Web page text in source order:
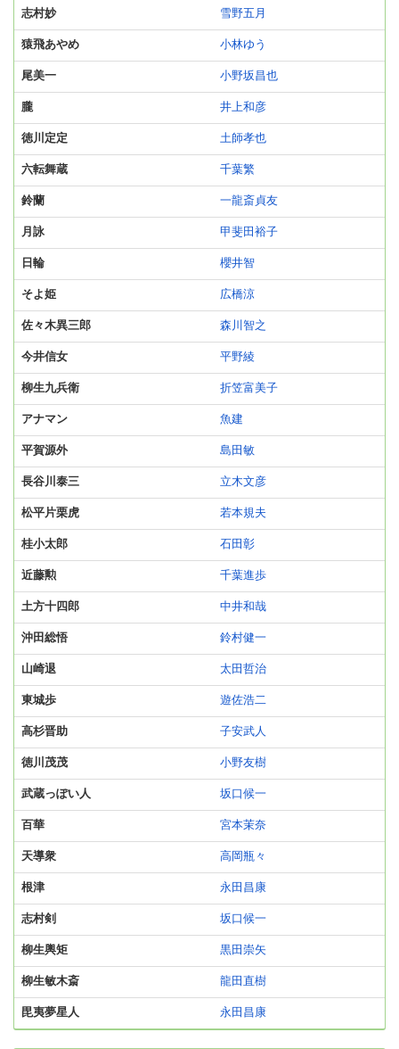
志村妙 雪野五月
猿飛あやめ 小林ゆう
尾美一 小野坂昌也
朧 井上和彦
徳川定定 土師孝也
六転舞蔵 千葉繁
鈴蘭 一龍斎貞友
月詠 甲斐田裕子
日輪 櫻井智
そよ姫 広橋涼
佐々木異三郎 森川智之
今井信女 平野綾
柳生九兵衛 折笠富美子
アナマン 魚建
平賀源外 島田敏
長谷川泰三 立木文彦
松平片栗虎 若本規夫
桂小太郎 石田彰
近藤勲 千葉進歩
土方十四郎 中井和哉
沖田総悟 鈴村健一
山崎退 太田哲治
東城歩 遊佐浩二
高杉晋助 子安武人
徳川茂茂 小野友樹
武蔵っぽい人 坂口候一
百華 宮本茉奈
天導衆 高岡瓶々
根津 永田昌康
志村剣 坂口候一
柳生輿矩 黒田崇矢
柳生敏木斎 龍田直樹
毘夷夢星人 永田昌康